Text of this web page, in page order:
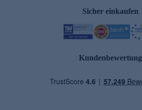
Sicher einkaufen
Kundenbewertung